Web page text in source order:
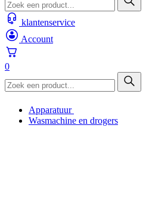
klantenservice
Account
0
Apparatuur
Wasmachine en drogers